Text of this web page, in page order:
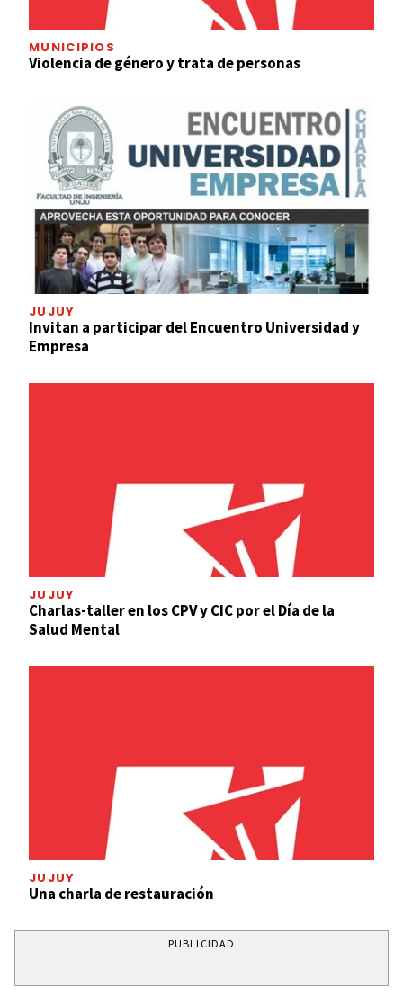
MUNICIPIOS
Violencia de género y trata de personas
JUJUY
Invitan a participar del Encuentro Universidad y
Empresa
JUJUY
Charlas-taller en los CPV y CIC por el Día de la
Salud Mental
JUJUY
Una charla de restauración
PUBLICIDAD